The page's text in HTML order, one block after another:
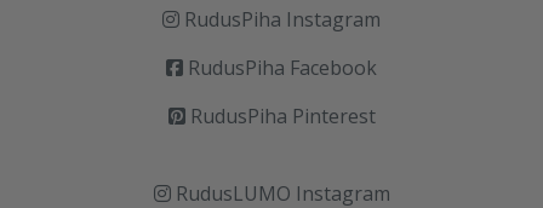
RudusPiha Instagram
RudusPiha Facebook
RudusPiha Pinterest
RudusLUMO Instagram